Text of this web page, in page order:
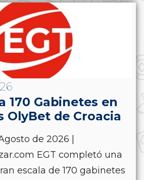
170 Gabinetes en
OlyBet de Croacia
de 2026 |
EGT completó una
escala de 170 gabinetes